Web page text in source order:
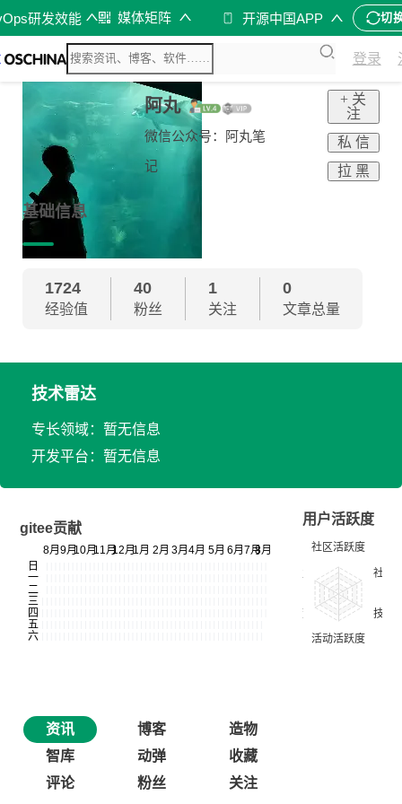
研发效能 媒体矩阵 开源中国APP 切
登录
阿丸
微信公众号：阿丸笔
记
+ 关
注
私 信
拉 黑
基础信息
1724
经验值
40
粉丝
1
关注
0
文章总量
技术雷达
专长领域：暂无信息
开发平台：暂无信息
gitee贡献
用户活跃度
资讯 博客
造物
智库
动弹
收藏
评论
粉丝 关注